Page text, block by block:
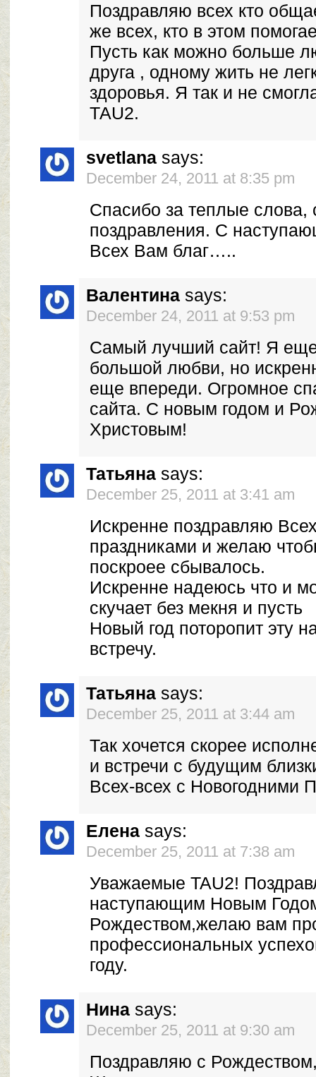
Поздравляю всех кто
же всех, кто в этом
Пусть как можно больше
друга , одному жить не
здоровья. Я так и не
ТАU2.
svetlana says:
December 24, 2011 at 8:35 pm
Спасибо за теплые слова,
поздравления. С
Всех Вам благ…..
Валентина says:
December 24, 2011 at 9:53 pm
Самый лучший сайт! Я
большой любви, но
еще впереди. Огромное
сайта. С новым годом и
Христовым!
Татьяна says:
December 25, 2011 at 3:41 am
Искренне поздравляю
праздниками и желаю
поскроее сбывалось.
Искренне надеюсь что и
скучает без мекня и пусть
Новый год поторопит эту
встречу.
Татьяна says:
December 25, 2011 at 3:44 am
Так хочется скорее
и встречи с будущим
Всех-всех с Новогодними
Елена says:
December 25, 2011 at 7:38 am
Уважаемые TAU2!
наступающим Новым
Рождеством,желаю вам
профессиональных
году.
Нина says:
December 25, 2011 at 9:30 am
Поздравляю с